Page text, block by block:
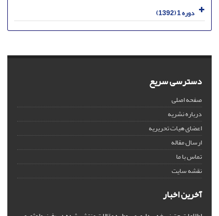
دوره 1 (1392)
دسترسی سریع
صفحه اصلی
درباره نشریه
اعضای هیات تحریریه
ارسال مقاله
تماس با ما
نقشه سایت
آخرین اخبار